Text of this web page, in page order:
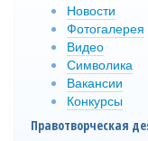
Новости
Фотогалерея
Видео
Символика
Вакансии
Конкурсы
Правотворческая